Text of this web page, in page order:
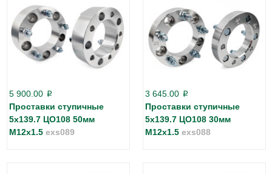
5 900.00 p
Проставки ступичные
5х139.7 ЦО108 50мм
М12х1.5 exs089
3 645.00 p
Проставки ступичные
5х139.7 ЦО108 30мм
М12х1.5 exs088